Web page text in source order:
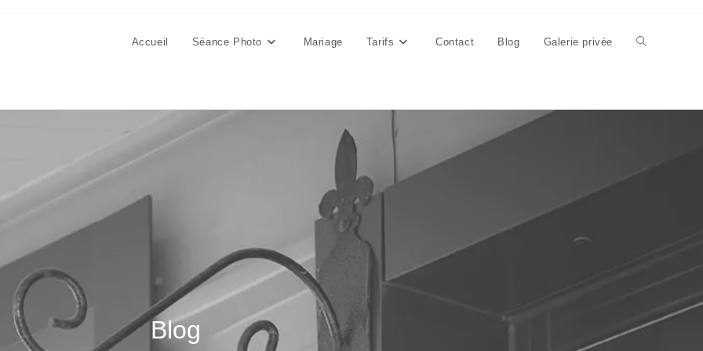
Accueil Séance Photo Mariage Tarifs Contact Blog Galerie privée Toggle
Blog